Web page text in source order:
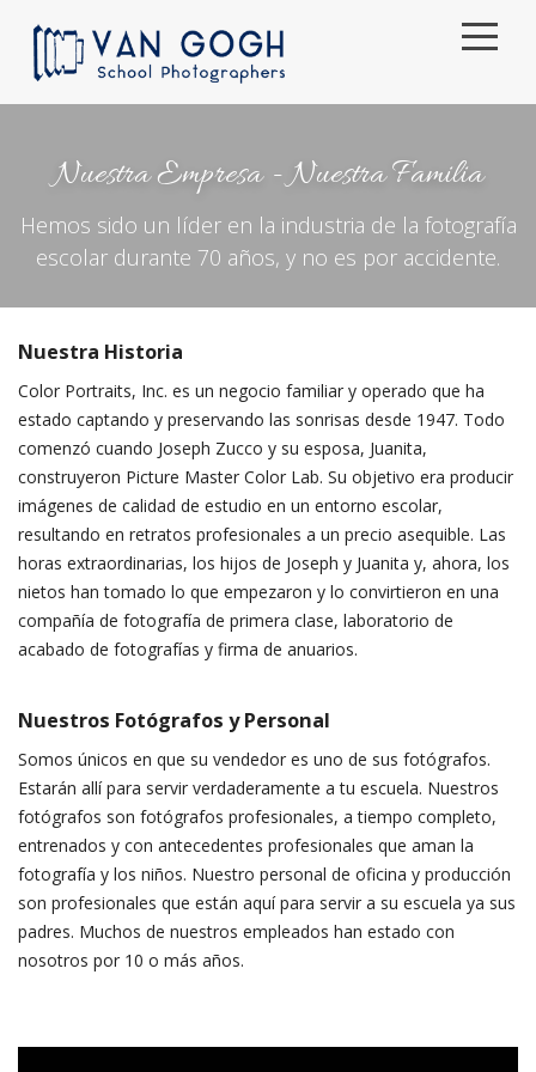
Pedidos
Lo que Ofrecemos
Sobre Nosotros
Centro de ayuda
Español
Nuestra Empresa - Nuestra Familia
Hemos sido un líder en la industria de la fotografía
escolar durante 70 años, y no es por accidente.
Nuestra Historia
Color Portraits, Inc. es un negocio familiar y operado que ha
estado captando y preservando las sonrisas desde 1947. Todo
comenzó cuando Joseph Zucco y su esposa, Juanita,
construyeron Picture Master Color Lab. Su objetivo era producir
imágenes de calidad de estudio en un entorno escolar,
resultando en retratos profesionales a un precio asequible. Las
horas extraordinarias, los hijos de Joseph y Juanita y, ahora, los
nietos han tomado lo que empezaron y lo convirtieron en una
compañía de fotografía de primera clase, laboratorio de
acabado de fotografías y firma de anuarios.
Nuestros Fotógrafos y Personal
Somos únicos en que su vendedor es uno de sus fotógrafos.
Estarán allí para servir verdaderamente a tu escuela. Nuestros
fotógrafos son fotógrafos profesionales, a tiempo completo,
entrenados y con antecedentes profesionales que aman la
fotografía y los niños. Nuestro personal de oficina y producción
son profesionales que están aquí para servir a su escuela ya sus
padres. Muchos de nuestros empleados han estado con
nosotros por 10 o más años.